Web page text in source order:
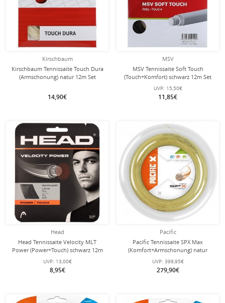
Kirschbaum
Kirschbaum Tennissaite Touch Dura
(Armschonung) natur 12m Set
14,90€
MSV
MSV Tennissaite Soft Touch
(Touch+Komfort) schwarz 12m Set
UVP: 15,50€
11,85€
Head
Head Tennissaite Velocity MLT
Power (Power+Touch) schwarz 12m
Set
UVP: 13,00€
8,95€
Pacific
Pacific Tennissaite SPX Max
(Komfort+Armschonung) natur
200m Rolle
UVP: 399,95€
279,90€